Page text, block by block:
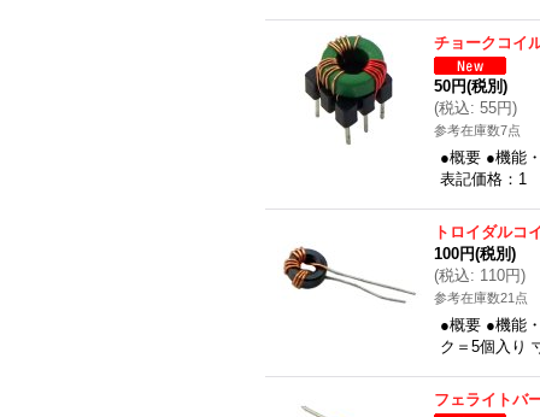
チョークコイ
50円(税別)
(税込: 55円)
参考在庫数7点
●概要 ●機能
表記価格：1
トロイダルコ
100円(税別)
(税込: 110円)
参考在庫数21点
●概要 ●機能
ク＝5個入り
フェライトバ